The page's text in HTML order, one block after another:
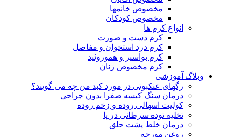
مخصوص خانمها
مخصوص کودکان
انواع کرم ها
کرم دست و صورت
کرم درد استخوان و مفاصل
کرم بواسیر و هموروئید
کرم مخصوص زنان
وبلاگ آموزشی
رگهای عنکبوتی در مورد کبد من چه می گویند؟
درمان سنگ کیسه صفرا بدون جراحی
کولیت اسهالی روده و زخم روده
تخلیه توده سرطانی در پا
درمان خلط پشت حلق
روغن مورچه